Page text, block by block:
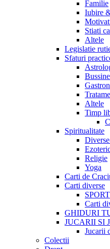
Familie
Iubire
Stiati
Altele
Legislatie
Sfaturi
Altele
Timp
Spiritualitate
Religie
Yoga
Carti de
Carti diverse
SPORT
Carti
GHIDURI
JUCARII SI
Jucarii
Colectii